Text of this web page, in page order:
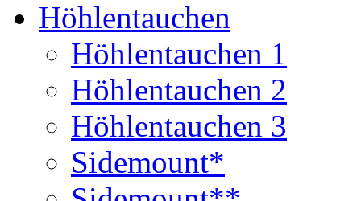
Höhlentauchen
Höhlentauchen 1
Höhlentauchen 2
Höhlentauchen 3
Sidemount*